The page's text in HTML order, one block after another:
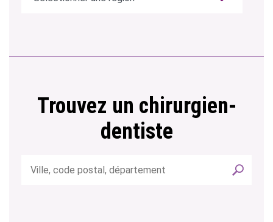
Trouvez un chirurgien-
dentiste